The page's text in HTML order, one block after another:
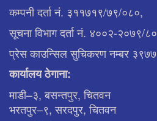
कम्पनी दर्ता नं. ३११७१९/७९/०८०,
सूचना विभाग दर्ता नं. ४००२-२०७९/८०
प्रेस काउन्सिल सुचिकरण नम्बर ३९७७
कार्यालय ठेगाना:
माडी–३, बसन्तपुर, चितवन
भरतपुर–९, सरदपुर, चितवन